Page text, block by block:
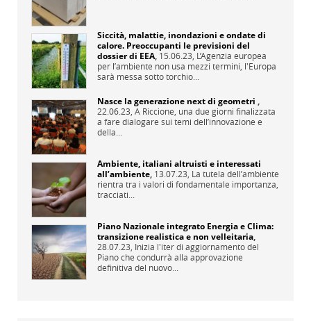
Siccità, malattie, inondazioni e ondate di
calore. Preoccupanti le previsioni del
dossier di EEA, 15.06.23, L’Agenzia europea
per l’ambiente non usa mezzi termini, l'Europa
sarà messa sotto torchio...
Nasce la generazione next di geometri ,
22.06.23, A Riccione, una due giorni finalizzata
a fare dialogare sui temi dell’innovazione e
della...
Ambiente, italiani altruisti e interessati
all’ambiente, 13.07.23, La tutela dell’ambiente
rientra tra i valori di fondamentale importanza,
tracciati...
Piano Nazionale integrato Energia e Clima:
transizione realistica e non velleitaria,
28.07.23, Inizia l'iter di aggiornamento del
Piano che condurrà alla approvazione
definitiva del nuovo...